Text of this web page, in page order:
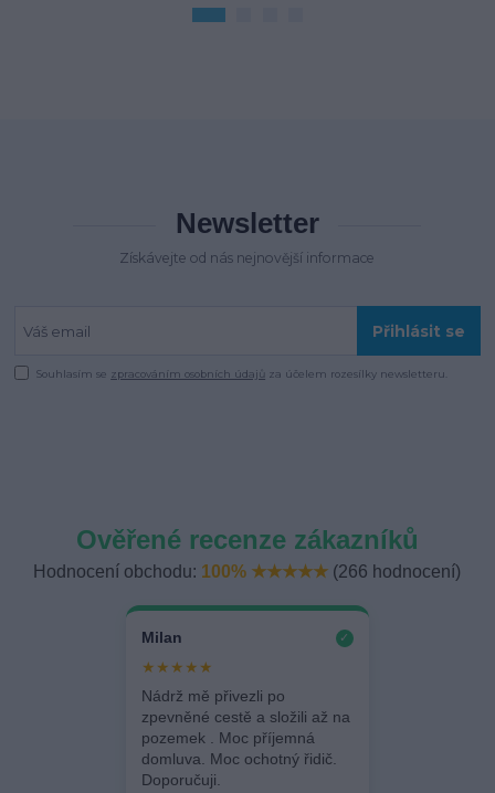
Newsletter
Získávejte od nás nejnovější informace
Přihlásit se
Souhlasím se zpracováním osobních údajů za účelem rozesílky newsletteru.
Ověřené recenze zákazníků
Hodnocení obchodu: 100% ★★★★★ (266 hodnocení)
Milan ✓
★★★★★
Nádrž mě přivezli po
zpevněné cestě a složili až na
pozemek . Moc příjemná
domluva. Moc ochotný řidič.
Doporučuji.